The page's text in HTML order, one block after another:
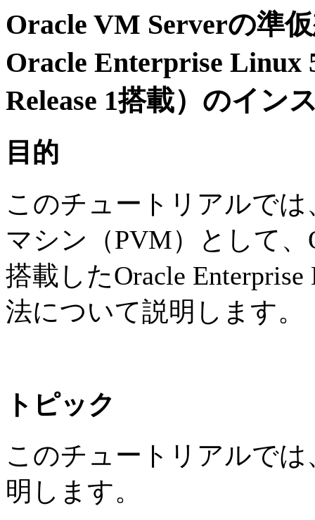
Oracle VM Serverの準
Oracle Enterprise Linux
Release 1搭載）のイン
目的
このチュートリアルでは
マシン（PVM）として、
搭載したOracle
法について説明します。
トピック
このチュートリアルで
明します。